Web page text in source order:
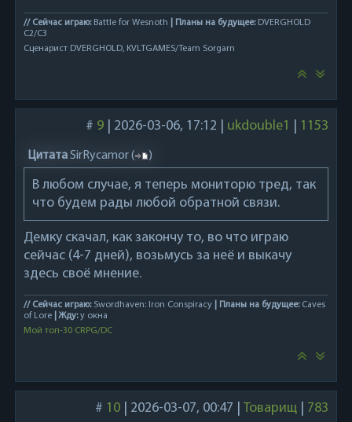
// Сейчас играю:Battle for Wesnoth | Планы на будущее:DVERGHOLD
C2/C3
Сценарист DVERGHOLD, KVLTGAMES/Team Sorgarn
# 9| 2026-03-06, 17:12 ukdouble1 1153
ЦитатаSirRycamor( )
В любом случае, я теперь мониторю тред, так
что будем рады любой обратной связи.
Демку скачал, как закончу то, во что играю
сейчас (4-7 дней), возьмусь за неё и выкачу
здесь своё мнение.
// Сейчас играю:Swordhaven: Iron Conspiracy | Планы на будущее:Caves
of Lore
| Жду:у окна
Мой топ-30 CRPG/DC
# 10| 2026-03-07, 00:47 Товарищ| 783